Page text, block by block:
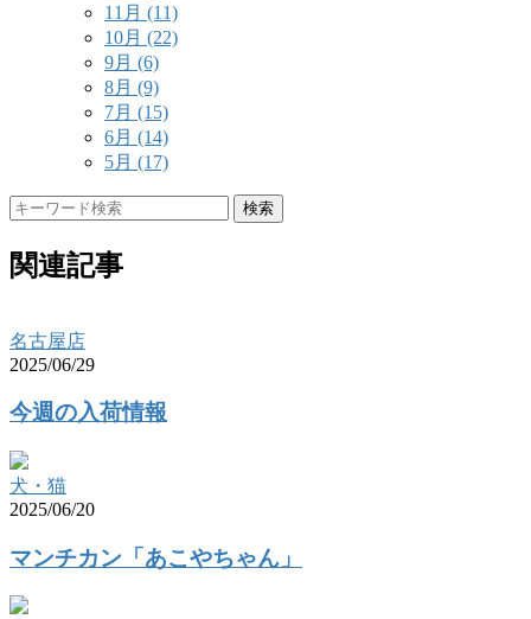
11月 (11)
10月 (22)
9月 (6)
8月 (9)
7月 (15)
6月 (14)
5月 (17)
検索
関連記事
名古屋店
2025/06/29
今週の入荷情報
犬・猫
2025/06/20
マンチカン「あこやちゃん」